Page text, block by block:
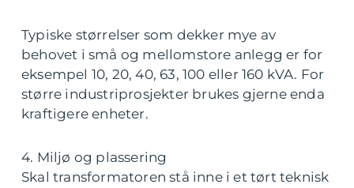
Typiske størrelser som dekker mye av
behovet i små og mellomstore anlegg er for
eksempel 10, 20, 40, 63, 100 eller 160 kVA. For
større industriprosjekter brukes gjerne enda
kraftigere enheter.
4. Miljø og plassering
Skal transformatoren stå inne i et tørt teknisk